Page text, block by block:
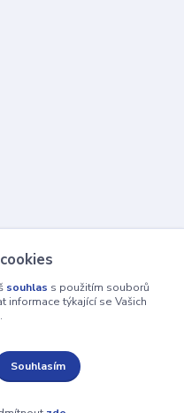
souhlas s použitím souborů
informace týkající se Vašich
Souhlasím